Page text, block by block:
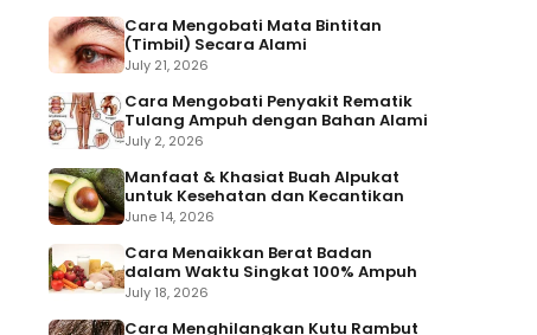
Cara Mengobati Mata Bintitan
(Timbil) Secara Alami
July 21, 2026
Cara Mengobati Penyakit Rematik
Tulang Ampuh dengan Bahan Alami
July 2, 2026
Manfaat & Khasiat Buah Alpukat
untuk Kesehatan dan Kecantikan
June 14, 2026
Cara Menaikkan Berat Badan
dalam Waktu Singkat 100% Ampuh
July 18, 2026
Cara Menghilangkan Kutu Rambut